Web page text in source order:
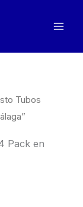
Tubos
Pack en